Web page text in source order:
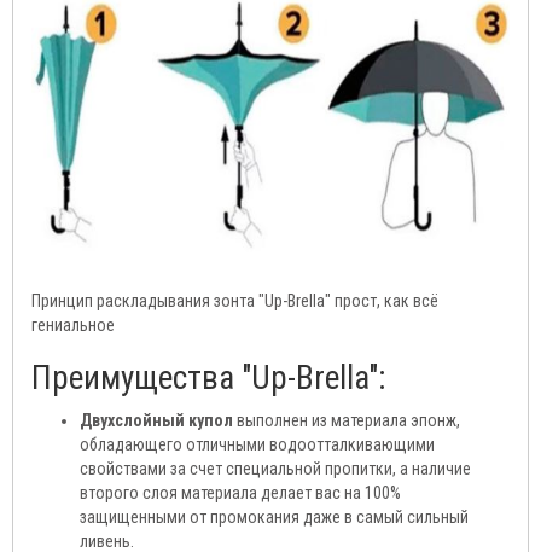
Принцип раскладывания зонта "Up-Brella" прост, как всё
гениальное
Преимущества "Up-Brella":
Двухслойный купол выполнен из материала эпонж,
обладающего отличными водоотталкивающими
свойствами за счет специальной пропитки, а наличие
второго слоя материала делает вас на 100%
защищенными от промокания даже в самый сильный
ливень.